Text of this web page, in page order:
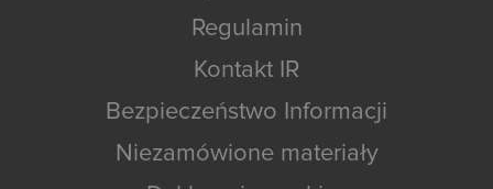
Regulamin
Kontakt IR
Bezpieczeństwo Informacji
Niezamówione materiały